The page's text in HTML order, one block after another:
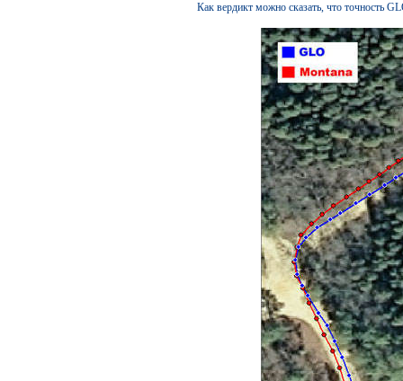
Как вердикт можно сказать, что точность